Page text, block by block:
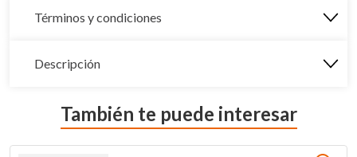
Términos y condiciones
Descripción
También te puede interesar